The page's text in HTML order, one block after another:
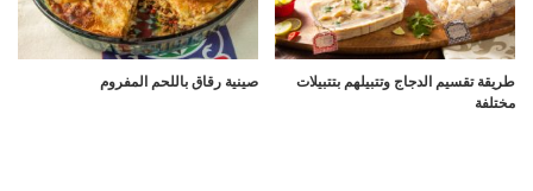
طريقة تقسيم الدجاج وتتبيلهم بتتبيلات
مختلفة
صينية رقاق باللحم المفروم